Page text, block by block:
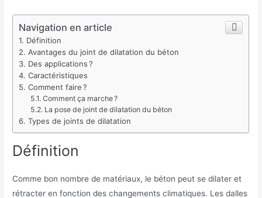
Navigation en article
Définition
Avantages du joint de dilatation du béton
Des applications ?
Caractéristiques
Comment faire ?
Comment ça marche ?
La pose de joint de dilatation du béton
Types de joints de dilatation
Définition
Comme bon nombre de matériaux, le béton peut se dilater et
rétracter en fonction des changements climatiques. Les dalles